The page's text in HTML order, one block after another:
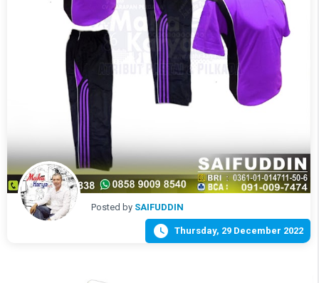
Posted by SAIFUDDIN
 Thursday, 29 December 2022